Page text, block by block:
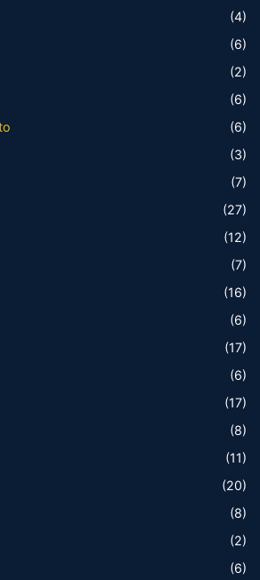
(4)
(6)
(2)
(6)
(6)
(3)
(7)
(27)
(12)
(7)
(16)
(6)
(17)
(6)
(17)
(8)
(11)
(20)
(8)
(2)
(6)